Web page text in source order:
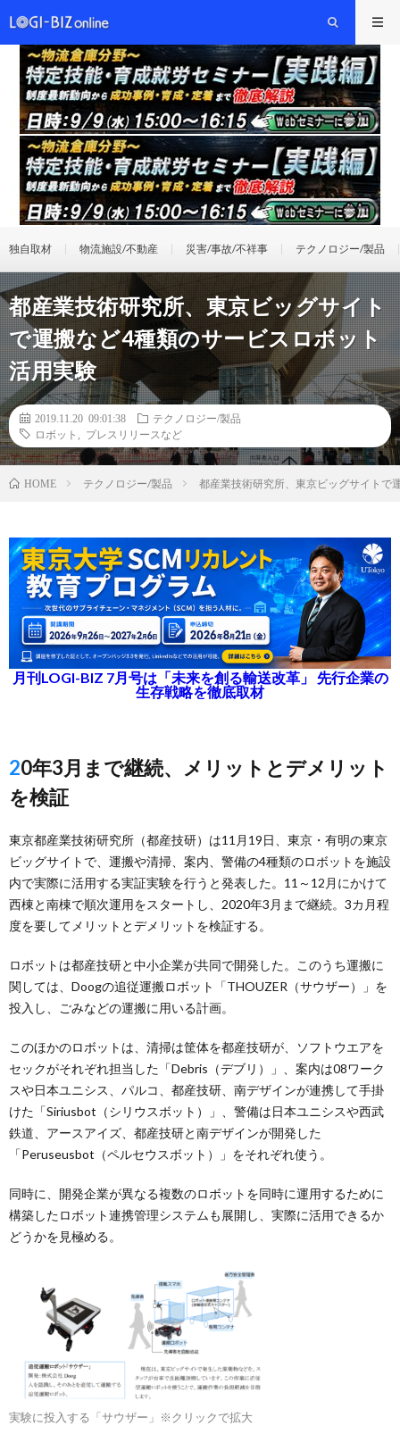
独自取材 物流施設/不動産 災害/事故/不祥事 テクノロジー/製品
都産業技術研究所、東京ビッグサイト
で運搬など4種類のサービスロボット
活用実験
2019.11.20 09:01:38
テクノロジー/製品
ロボット
プレスリリースなど
HOME テクノロジー/製品 都産業技術研究所、東京ビッグサイトで
月刊LOGI-BIZ 7月号は「未来を創る輸送改革」 先行企業の
生存戦略を徹底取材
20年3月まで継続、メリットとデメリット
を検証
東京都産業技術研究所（都産技研）は11月19日、東京・有明の東京
ビッグサイトで、運搬や清掃、案内、警備の4種類のロボットを施設
内で実際に活用する実証実験を行うと発表した。11～12月にかけて
西棟と南棟で順次運用をスタートし、2020年3月まで継続。3カ月程
度を要してメリットとデメリットを検証する。
ロボットは都産技研と中小企業が共同で開発した。このうち運搬に
関しては、Doogの追従運搬ロボット「THOUZER（サウザー）」を
投入し、ごみなどの運搬に用いる計画。
このほかのロボットは、清掃は筐体を都産技研が、ソフトウエアを
セックがそれぞれ担当した「Debris（デブリ）」、案内は08ワーク
スや日本ユニシス、パルコ、都産技研、南デザインが連携して手掛
けた「Siriusbot（シリウスボット）」、警備は日本ユニシスや西武
鉄道、アースアイズ、都産技研と南デザインが開発した
「Peruseusbot（ペルセウスボット）」をそれぞれ使う。
同時に、開発企業が異なる複数のロボットを同時に運用するために
構築したロボット連携管理システムも展開し、実際に活用できるか
どうかを見極める。
実験に投入する「サウザー」※クリックで拡大